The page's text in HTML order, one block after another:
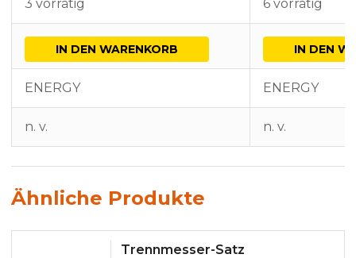
3 vorrätig 6 vorrätig
IN DEN WARENKORB IN DEN
ENERGY ENERGY
n. v. n. v.
Ähnliche Produkte
Trennmesser-Satz